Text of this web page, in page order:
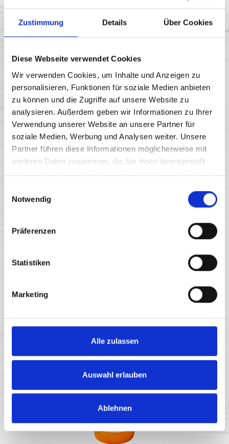
Zustimmung Details Über Cookies
Diese Webseite verwendet Cookies
Wir verwenden Cookies, um Inhalte und Anzeigen zu
personalisieren, Funktionen für soziale Medien anbieten
zu können und die Zugriffe auf unsere Website zu
analysieren. Außerdem geben wir Informationen zu Ihrer
Verwendung unserer Website an unsere Partner für
soziale Medien, Werbung und Analysen weiter. Unsere
Partner führen diese Informationen möglicherweise mit
weiteren Daten zusammen, die Sie ihnen bereitgestellt
haben oder die sie im Rahmen Ihrer Nutzung der Dienste
Notwendig
Präferenzen
Statistiken
Marketing
Alle zulassen
Auswahl erlauben
Ablehnen
APFEL-BIRNE 1l